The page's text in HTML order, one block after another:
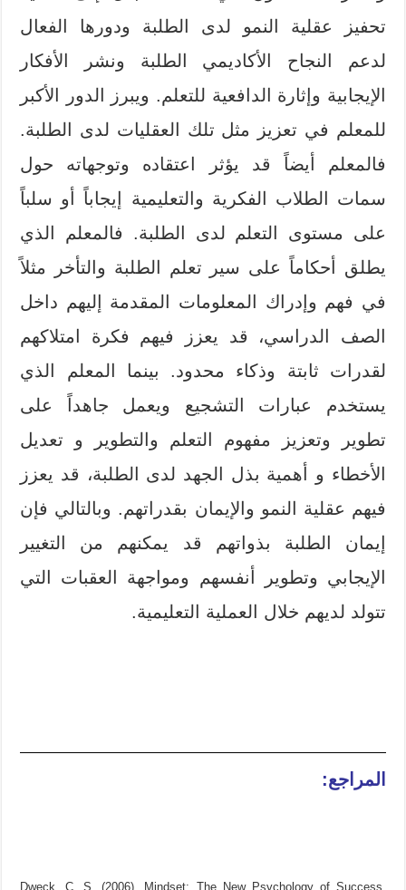
تحفيز عقلية النمو لدى الطلبة ودورها الفعال
لدعم النجاح الأكاديمي الطلبة ونشر الأفكار
الإيجابية وإثارة الدافعية للتعلم. ويبرز الدور الأكبر
للمعلم في تعزيز مثل تلك العقليات لدى الطلبة.
فالمعلم أيضاً قد يؤثر اعتقاده وتوجهاته حول
سمات الطلاب الفكرية والتعليمية إيجاباً أو سلباً
على مستوى التعلم لدى الطلبة. فالمعلم الذي
يطلق أحكاماً على سير تعلم الطلبة والتأخر مثلاً
في فهم وإدراك المعلومات المقدمة إليهم داخل
الصف الدراسي، قد يعزز فيهم فكرة امتلاكهم
لقدرات ثابتة وذكاء محدود. بينما المعلم الذي
يستخدم عبارات التشجيع ويعمل جاهداً على
تطوير وتعزيز مفهوم التعلم والتطوير و تعديل
الأخطاء و أهمية بذل الجهد لدى الطلبة، قد يعزز
فيهم عقلية النمو والإيمان بقدراتهم. وبالتالي فإن
إيمان الطلبة بذواتهم قد يمكنهم من التغيير
الإيجابي وتطوير أنفسهم ومواجهة العقبات التي
تتولد لديهم خلال العملية التعليمية.
المراجع:
Dweck, C. S. (2006). Mindset: The New Psychology of Success.